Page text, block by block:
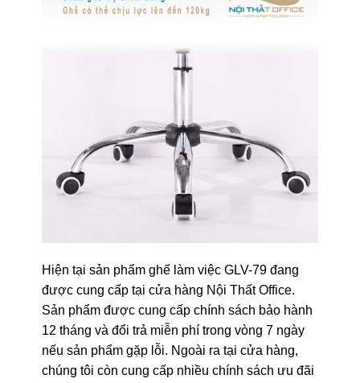
Hiện tại sản phẩm ghế làm việc GLV-79 đang
được cung cấp tại cửa hàng Nội Thất Office.
Sản phẩm được cung cấp chính sách bảo hành
12 tháng và đổi trả miễn phí trong vòng 7 ngày
nếu sản phẩm gặp lỗi. Ngoài ra tại cửa hàng,
chúng tôi còn cung cấp nhiều chính sách ưu đãi